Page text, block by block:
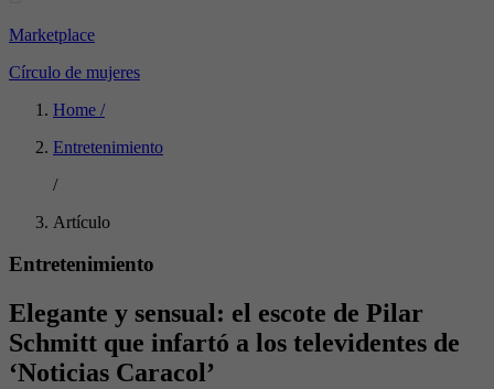
Marketplace
Círculo de mujeres
Home /
Entretenimiento
/
Artículo
Entretenimiento
Elegante y sensual: el escote de Pilar
Schmitt que infartó a los televidentes de
‘Noticias Caracol’